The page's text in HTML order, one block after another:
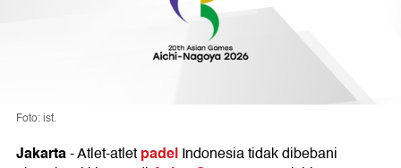
Foto: ist.
Jakarta-Atlet-atletpadelIndonesia tidak dibebani